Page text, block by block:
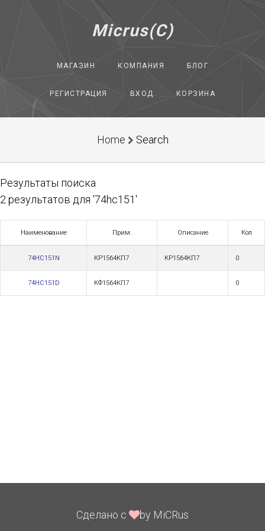
Micrus(C)
МАГАЗИН КОМПАНИЯ БЛОГ
РЕГИСТРАЦИЯ ВХОД КОРЗИНА
Home Search
Результаты поиска
2 результатов для '74hc151'
Наименование Прим. Описание Кол
74HC151N КР1564КП7 КР1564КП7 0
74HC151D КФ1564КП7 0
Сделано с by MiCRus